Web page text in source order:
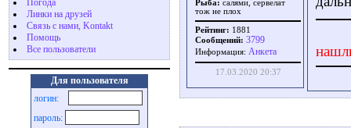
Погода
Линки на друзей
Связь с нами, Kontakt
Помощь
Все пользователи
Для пользователя
логин:
пароль:
Рыба: салями, сервелат
тож не плох
Рейтинг: 1881
Сообщений: 3799
Информация: Aнкета
17.03.2020 20:37